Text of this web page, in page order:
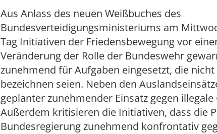
Aus Anlass des neuen Weißbuches des
Bundesverteidigungsministeriums am
Tag Initiativen der Friedensbewegung vor
Veränderung der Rolle der Bundeswehr
zunehmend für Aufgaben eingesetzt, die
bezeichnen seien. Neben den
geplanter zunehmender Einsatz gegen
Außerdem kritisieren die Initiativen, dass die
Bundesregierung zunehmend konfrontativ